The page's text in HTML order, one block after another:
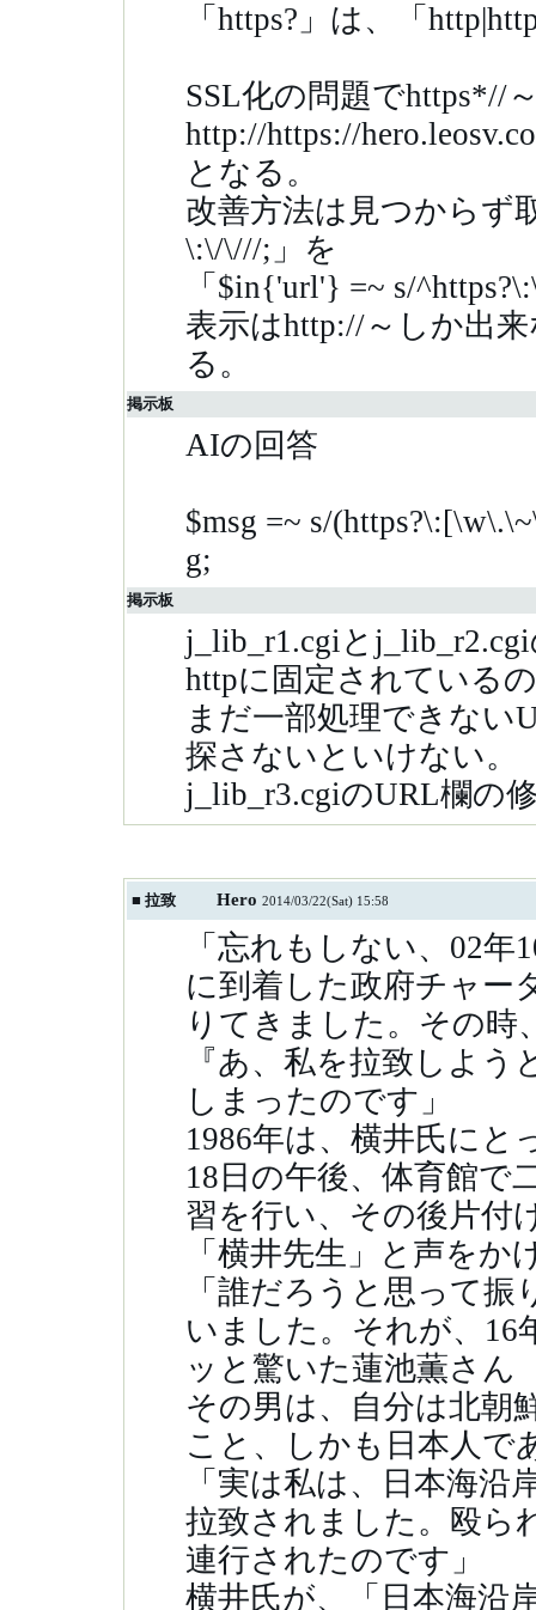
「https?」は、「
SSL化の問題でhttps*//
http://https://
となる。
改善方法は見つからず
\:\/\///;」を
「$in{'url'} =~ s/
表示はhttp://～しか出
る。
掲示板
AIの回答
$msg =~ s/
g;
掲示板
j_lib_r1.cgiと
httpに固定されている
まだ一部処理できない
探さないといけない。
j_lib_r3.cgiのURL欄の
■ 拉致 Hero 2014/03/22(Sat) 15:58
「忘れもしない、02
に到着した政府チャー
りてきました。その時
『あ、私を拉致しよ
しまったのです」
1986年は、横井氏にと
18日の午後、体育館で
習を行い、その後片付
「横井先生」と声をか
「誰だろうと思って
いました。それが、16
ッと驚いた蓮池薫さん
その男は、自分は北朝
こと、しかも日本人で
「実は私は、日本海
拉致されました。殴ら
連行されたのです」
横井氏が、「日本海沿